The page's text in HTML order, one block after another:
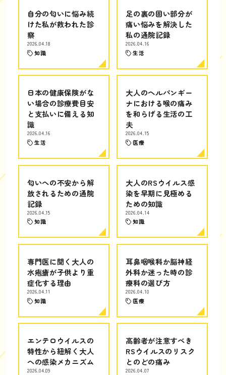
自分の匂いに悩み続
けた私が救われた診
察
2026.04.18
知識
足の裏の固い部分が
痛い悩みを解決した
私の通院記録
2026.04.16
生活
日本の健康保険がな
い場合の診療費目安
と支払いに備える知
識
2026.04.16
生活
大人のヘルパンギー
ナにおける喉の痛み
を和らげる生活の工
夫
2026.04.15
医療
匂いへの不安から解
放されるための通院
記録
2026.04.15
知識
大人のRSウイルス感
染を早期に見極める
ための知識
2026.04.14
知識
専門医に聞く大人の
水疱瘡が子供より重
症化する理由
2026.04.11
知識
耳鼻咽喉科か脳神経
外科か迷った時の診
療科の選び方
2026.04.10
医療
エンテロウイルスの
特性から紐解く大人
への感染メカニズム
2026.04.09
高齢者が注意すべき
RSウイルスのリスク
とのどの痛み
2026.04.07